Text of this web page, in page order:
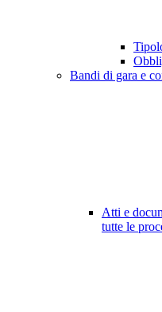
Bandi di gara e
Atti e
tutte le